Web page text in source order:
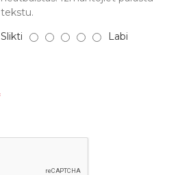
tekstu.
Slikti Labi